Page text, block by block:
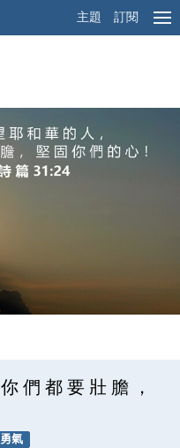
主題 訂閱
們 都 要 壯 膽 ，
勇氣